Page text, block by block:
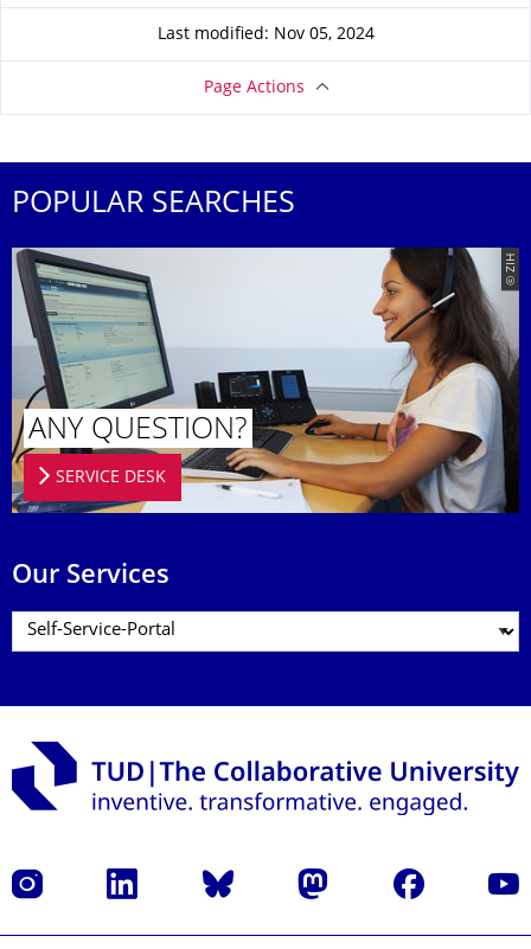
Last modified: Nov 05, 2024
Page Actions
POPULAR SEARCHES
© ZIH
ANY QUESTION?
SERVICE DESK
Our Services
Instagram LinkedIn Bluesky Mastodon Facebook